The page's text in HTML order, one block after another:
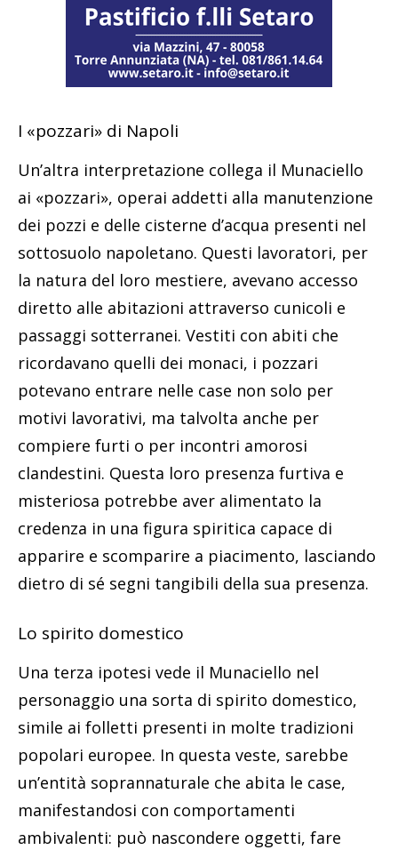
I «pozzari» di Napoli
Un’altra interpretazione collega il Munaciello
ai «pozzari», operai addetti alla manutenzione
dei pozzi e delle cisterne d’acqua presenti nel
sottosuolo napoletano. Questi lavoratori, per
la natura del loro mestiere, avevano accesso
diretto alle abitazioni attraverso cunicoli e
passaggi sotterranei. Vestiti con abiti che
ricordavano quelli dei monaci, i pozzari
potevano entrare nelle case non solo per
motivi lavorativi, ma talvolta anche per
compiere furti o per incontri amorosi
clandestini. Questa loro presenza furtiva e
misteriosa potrebbe aver alimentato la
credenza in una figura spiritica capace di
apparire e scomparire a piacimento, lasciando
dietro di sé segni tangibili della sua presenza.
Lo spirito domestico
Una terza ipotesi vede il Munaciello nel
personaggio una sorta di spirito domestico,
simile ai folletti presenti in molte tradizioni
popolari europee. In questa veste, sarebbe
un’entità soprannaturale che abita le case,
manifestandosi con comportamenti
ambivalenti: può nascondere oggetti, fare